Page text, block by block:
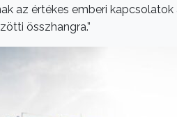
az értékes emberi
összhangra.”